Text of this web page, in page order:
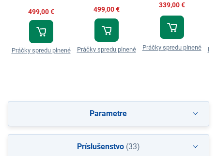
499,00 €
Práčky spredu plnené
499,00 €
Práčky spredu plnené
339,00 €
Práčky spredu plnené
Parametre
Príslušenstvo(33)